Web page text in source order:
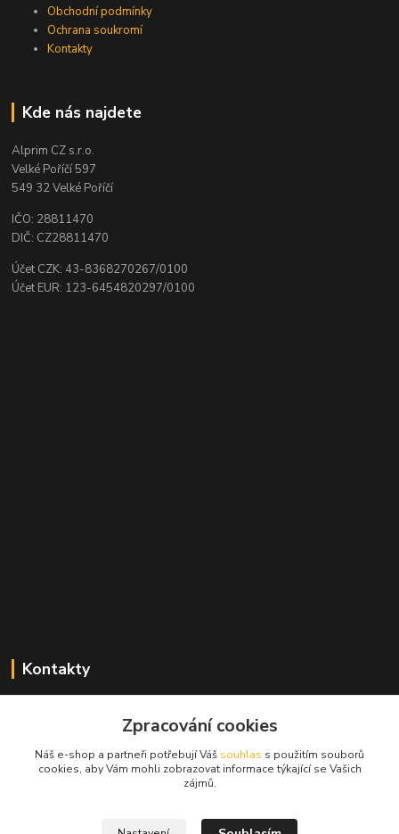
Obchodní podmínky
Ochrana soukromí
Kontakty
Kde nás najdete
Alprim CZ s.r.o.
Velké Poříčí 597
549 32 Velké Poříčí
IČO: 28811470
DIČ: CZ28811470
Účet CZK: 43-8368270267/0100
Účet EUR: 123-6454820297/0100
Kontakty
+420 724 134 431
prodej@alprim.cz
Zpracování cookies
Náš e-shop a partneři potřebují Váš souhlas s použitím souborů
cookies, aby Vám mohli zobrazovat informace týkající se Vašich
zájmů.